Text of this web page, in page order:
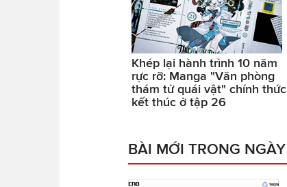
Khép lại hành trình 10 năm
rực rỡ: Manga "Văn phòng
thám tử quái vật" chính thức
kết thúc ở tập 26
BÀI MỚI TRONG NGÀY